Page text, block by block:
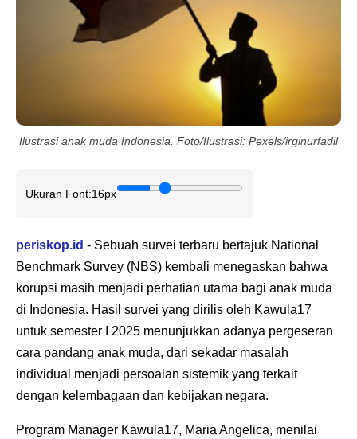
Ilustrasi anak muda Indonesia. Foto/Ilustrasi: Pexels/irginurfadil
Ukuran Font:16px
periskop.id - Sebuah survei terbaru bertajuk National
Benchmark Survey (NBS) kembali menegaskan bahwa
korupsi masih menjadi perhatian utama bagi anak muda
di Indonesia. Hasil survei yang dirilis oleh Kawula17
untuk semester I 2025 menunjukkan adanya pergeseran
cara pandang anak muda, dari sekadar masalah
individual menjadi persoalan sistemik yang terkait
dengan kelembagaan dan kebijakan negara.
Program Manager Kawula17, Maria Angelica, menilai